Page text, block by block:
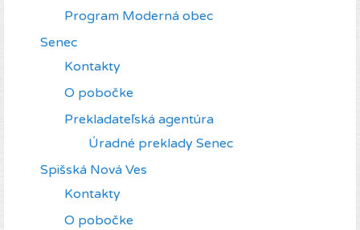
Program Moderná obec
Senec
Kontakty
O pobočke
Prekladateľská agentúra
Úradné preklady Senec
Spišská Nová Ves
Kontakty
O pobočke